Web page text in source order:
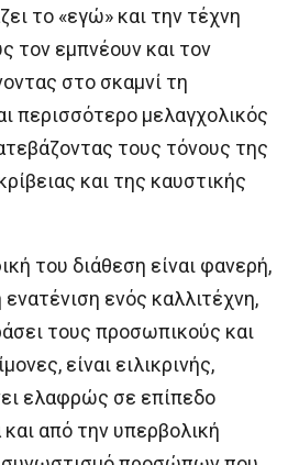
το «εγώ» και την τέχνη
τον εμπνέουν και τον
στο σκαμνί τη
περισσότερο μελαγχολικός
τους τόνους της
και της καυστικής
του διάθεση είναι φανερή,
ενατένιση ενός καλλιτέχνη,
τους προσωπικούς και
είναι ειλικρινής,
ελαφρώς σε επίπεδο
από την υπερβολική